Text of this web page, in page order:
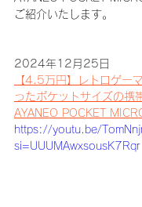
ご紹介いたします。
2024年12月25日
【4.5万円】レトロゲー
ったポケットサイズの携
AYANEO POCKET
https://youtu.be/
si=UUUMAwxsousK7Rqr